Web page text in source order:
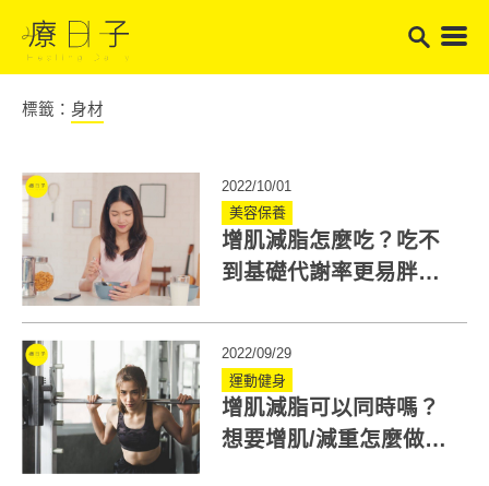
標籤： 身材
2022/10/01
美容保養
增肌減脂怎麼吃？吃不
到基礎代謝率更易胖！
2022/09/29
運動健身
增肌減脂可以同時嗎？
想要增肌/減重怎麼做？